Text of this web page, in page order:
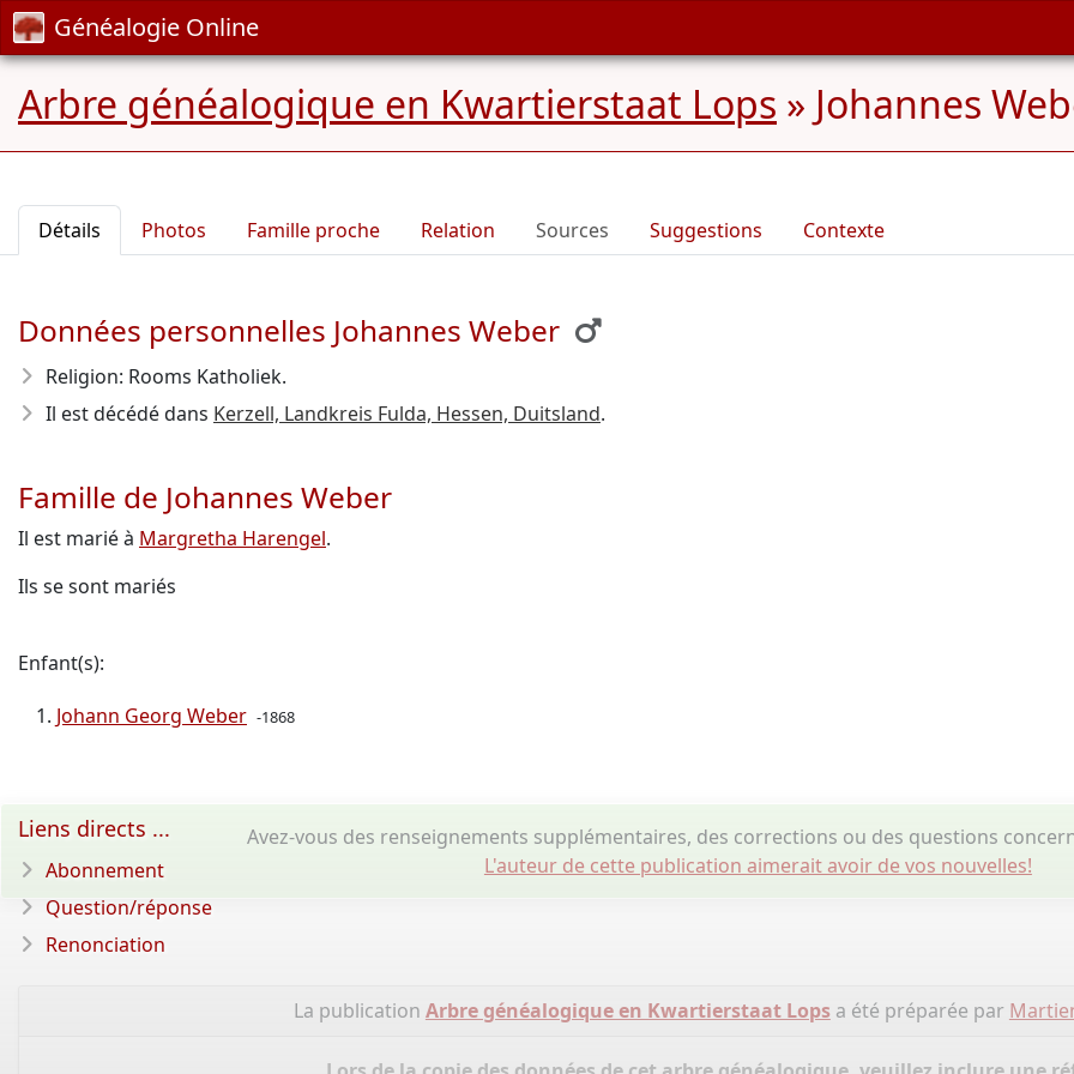
Généalogie Online
Arbre généalogique en Kwartierstaat Lops » Johannes
Détails Photos Famille proche Relation Sources Suggestions Contexte
Données personnelles Johannes Weber
Religion: Rooms Katholiek.
Il est décédé dans Kerzell, Landkreis Fulda, Hessen, Duitsland.
Famille de Johannes Weber
Il est marié à Margretha Harengel.
Ils se sont mariés
Enfant(s):
Johann Georg Weber -1868
Avez-vous des renseignements supplémentaires, des corrections ou des questions
L'auteur de cette publication aimerait avoir de vos nouvelles!
La publication Arbre généalogique en Kwartierstaat Lopsa été préparée par
Liens directs ...
Abonnement
Question/réponse
Renonciation